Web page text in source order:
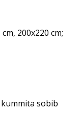
200x220 cm;
sobib